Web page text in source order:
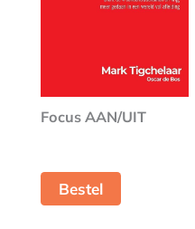
Focus AAN/UIT
Bestel